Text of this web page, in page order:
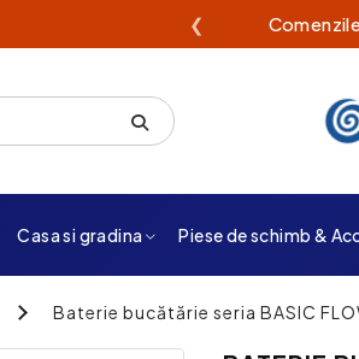
❮
Casa si gradina Piese de schimb &
Baterie bucătărie seria BASIC